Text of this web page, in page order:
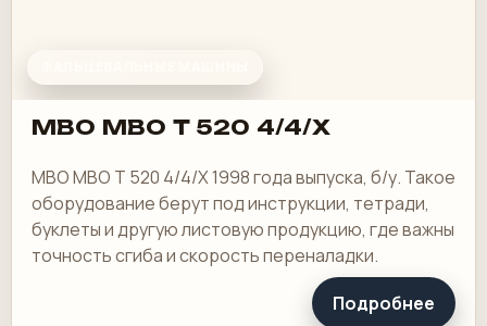
MBO MBO T 520 4/4/X
MBO MBO T 520 4/4/X 1998 года выпуска, б/у. Такое
оборудование берут под инструкции, тетради,
буклеты и другую листовую продукцию, где важны
точность сгиба и скорость переналадки.
Подробнее